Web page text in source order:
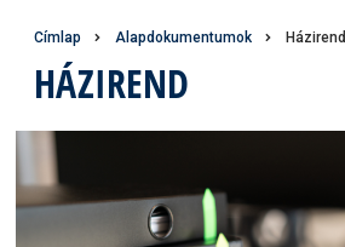
Morzsa
Címlap Alapdokumentumok Házirend
HÁZIREND